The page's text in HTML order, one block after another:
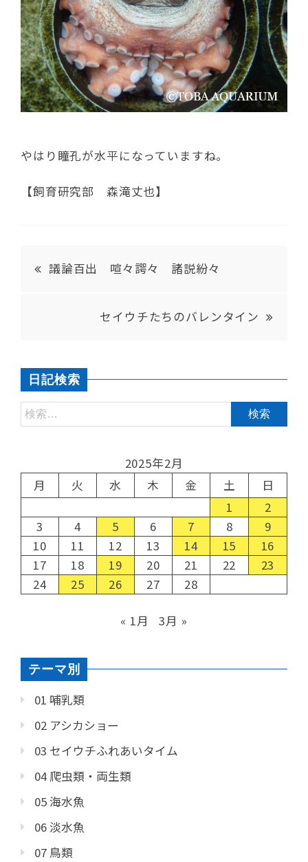
やはり瞳孔が水平になっていますね。
【飼育研究部 森滝丈也】
議論百出 喧々諤々 諸説紛々
セイウチたちのバレンタイン
日記検索
2025年2月
月
火 水 木 金 土
日
1
2
3
4 5 6 7 8
9
10
11 12 13 14 15
16
17
18 19 20 21 22
23
24
25 26 27 28
« 1月 3月 »
テーマ別
01 哺乳類
02 アシカショー
03 セイウチふれあいタイム
04 爬虫類・両生類
05 海水魚
06 淡水魚
07 鳥類